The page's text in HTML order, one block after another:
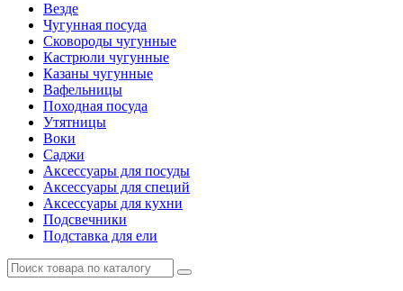
Везде
Чугунная посуда
Сковороды чугунные
Кастрюли чугунные
Казаны чугунные
Вафельницы
Походная посуда
Утятницы
Bоки
Саджи
Аксессуары для посуды
Аксессуары для специй
Аксессуары для кухни
Подсвечники
Подставка для ели